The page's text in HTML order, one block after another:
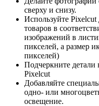
сверху и снизу.
Используйте
товаров в
изображений в
пикселей, а размер
пикселей)
Подчеркните
Pixelcut
Добавляйте
одно- или
освещение.